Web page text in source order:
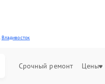
Владивосток
Срочный ремонт Цены